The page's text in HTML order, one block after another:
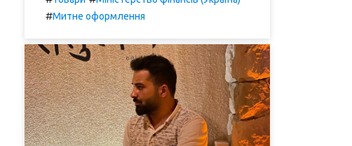
#Митне оформлення